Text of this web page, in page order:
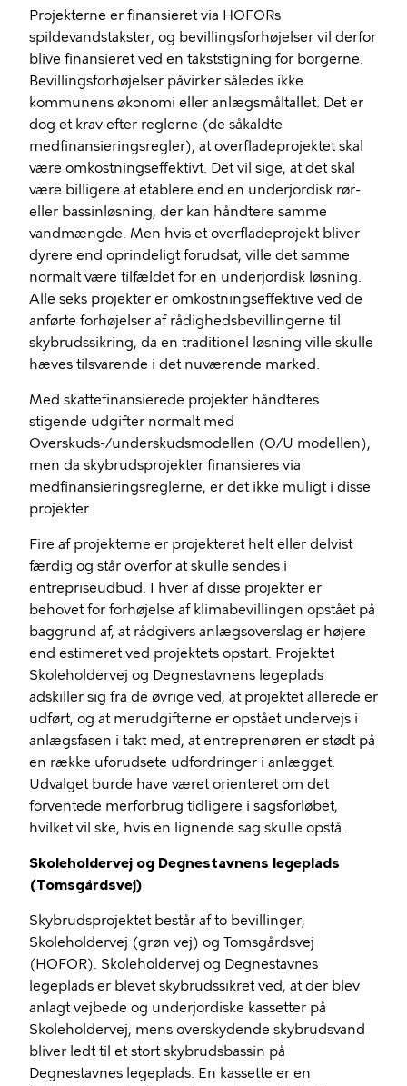
Projekterne er finansieret via HOFORs
spildevandstakster, og bevillingsforhøjelser vil derfor
blive finansieret ved en takststigning for borgerne.
Bevillingsforhøjelser påvirker således ikke
kommunens økonomi eller anlægsmåltallet. Det er
dog et krav efter reglerne (de såkaldte
medfinansieringsregler), at overfladeprojektet skal
være omkostningseffektivt. Det vil sige, at det skal
være billigere at etablere end en underjordisk rør-
eller bassinløsning, der kan håndtere samme
vandmængde. Men hvis et overfladeprojekt bliver
dyrere end oprindeligt forudsat, ville det samme
normalt være tilfældet for en underjordisk løsning.
Alle seks projekter er omkostningseffektive ved de
anførte forhøjelser af rådighedsbevillingerne til
skybrudssikring, da en traditionel løsning ville skulle
hæves tilsvarende i det nuværende marked.
Med skattefinansierede projekter håndteres
stigende udgifter normalt med
Overskuds-/underskudsmodellen (O/U modellen),
men da skybrudsprojekter finansieres via
medfinansieringsreglerne, er det ikke muligt i disse
projekter.
Fire af projekterne er projekteret helt eller delvist
færdig og står overfor at skulle sendes i
entrepriseudbud. I hver af disse projekter er
behovet for forhøjelse af klimabevillingen opstået på
baggrund af, at rådgivers anlægsoverslag er højere
end estimeret ved projektets opstart. Projektet
Skoleholdervej og Degnestavnens legeplads
adskiller sig fra de øvrige ved, at projektet allerede er
udført, og at merudgifterne er opstået undervejs i
anlægsfasen i takt med, at entreprenøren er stødt på
en række uforudsete udfordringer i anlægget.
Udvalget burde have været orienteret om det
forventede merforbrug tidligere i sagsforløbet,
hvilket vil ske, hvis en lignende sag skulle opstå.
Skoleholdervej og Degnestavnens legeplads
(Tomsgårdsvej)
Skybrudsprojektet består af to bevillinger,
Skoleholdervej (grøn vej) og Tomsgårdsvej
(HOFOR). Skoleholdervej og Degnestavnes
legeplads er blevet skybrudssikret ved, at der blev
anlagt vejbede og underjordiske kassetter på
Skoleholdervej, mens overskydende skybrudsvand
bliver ledt til et stort skybrudsbassin på
Degnestavnes legeplads. En kassette er en